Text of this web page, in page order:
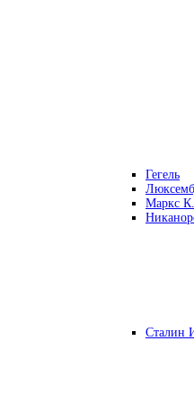
Гегель
Маркс К.
Сталин